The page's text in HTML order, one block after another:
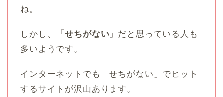
ね。
しかし、 「せちがない」 だと思っている人も
多いようです。
インターネットでも「せちがない」でヒット
するサイトが沢山あります。